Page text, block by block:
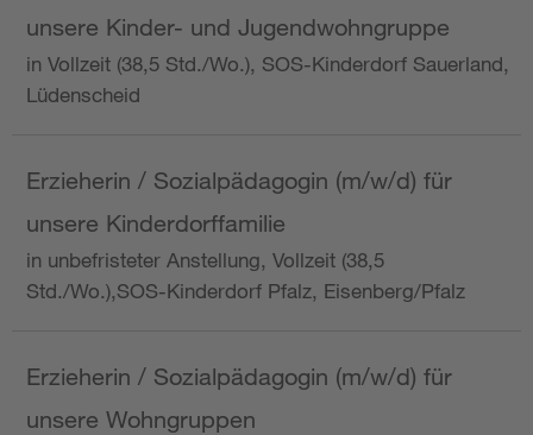
unsere Kinder- und Jugendwohngruppe
in Vollzeit (38,5 Std./Wo.), SOS-Kinderdorf Sauerland,
Lüdenscheid
Erzieherin / Sozialpädagogin (m/w/d) für
unsere Kinderdorffamilie
in unbefristeter Anstellung, Vollzeit (38,5
Std./Wo.),SOS-Kinderdorf Pfalz, Eisenberg/Pfalz
Erzieherin / Sozialpädagogin (m/w/d) für
unsere Wohngruppen